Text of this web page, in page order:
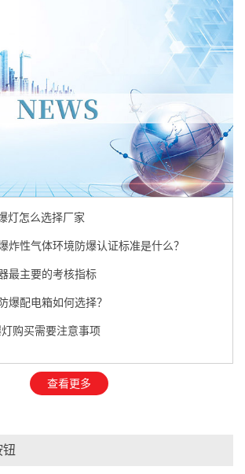
灯怎么选择厂家
炸性气体环境防爆认证标准是什么？
最主要的考核指标
爆配电箱如何选择？
购买需要注意事项
查看更多
钮